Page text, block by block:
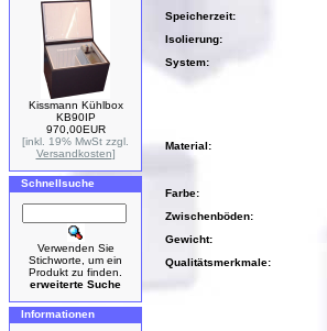
Kissmann Kühlbox
KB90IP
970,00EUR
[inkl. 19% MwSt zzgl.
Versandkosten]
Schnellsuche
Verwenden Sie
Stichworte, um ein
Produkt zu finden.
erweiterte Suche
Informationen
Speicherzeit:
Isolierung:
System:
Material:
Farbe:
Zwischenböden:
Gewicht:
Qualitätsmerkmale: